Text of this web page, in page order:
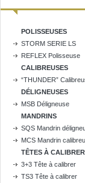
POLISSEUSES
STORM SERIE LS
REFLEX Polisseuse
CALIBREUSES
“THUNDER”
DÉLIGNEUSES
MSB Déligneuse
MANDRINS
SQS Mandrin
MCS Mandrin
TÊTES À CALIBRER
3+3 Tête à calibrer
TS3 Tête à calibrer